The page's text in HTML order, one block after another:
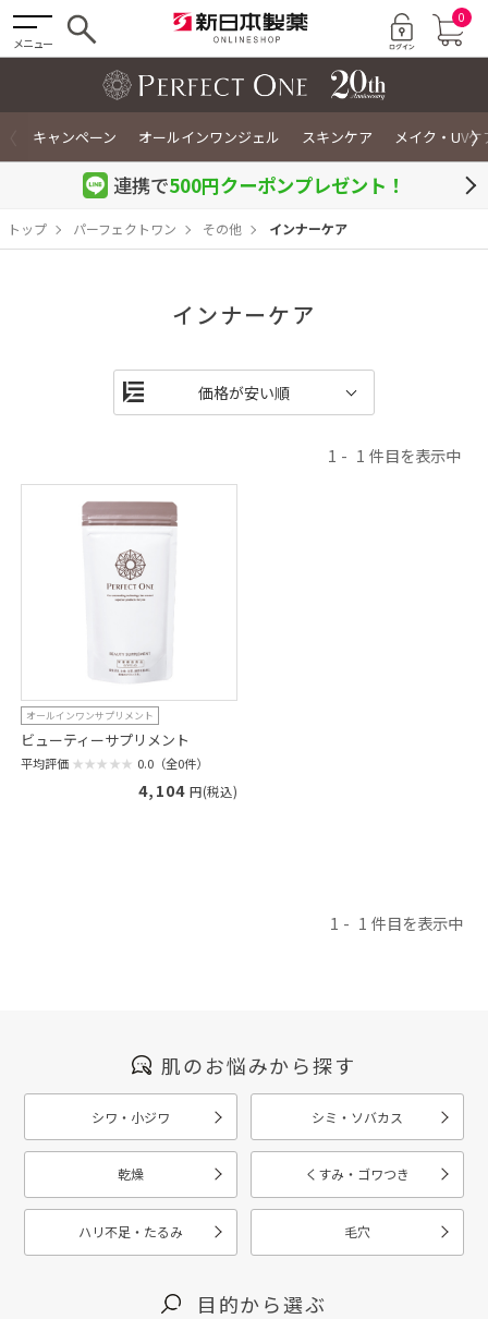
メニュー
0
キャンペーン オールインワンジェル スキンケア メイク・UVケ
〉
連携で500円クーポンプレゼント！
トップ パーフェクトワン その他 インナーケア
インナーケア
1 1
オールインワンサプリメント
ビューティーサプリメント
平均評価 0.0（全0件）
4,104 円(税込)
1 1
肌のお悩みから探す
シワ・小ジワ シミ・ソバカス
乾燥 くすみ・ゴワつき
ハリ不足・たるみ 毛穴
目的から選ぶ